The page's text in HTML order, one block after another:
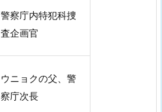
警察庁内特犯科捜
査企画官
ウニョクの父、警
察庁次長